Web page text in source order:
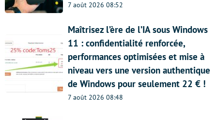
7 août 2026 08:52
Maîtrisez l’ère de l’IA sous Windows
11 : confidentialité renforcée,
performances optimisées et mise à
niveau vers une version authentique
de Windows pour seulement 22 € !
7 août 2026 08:48